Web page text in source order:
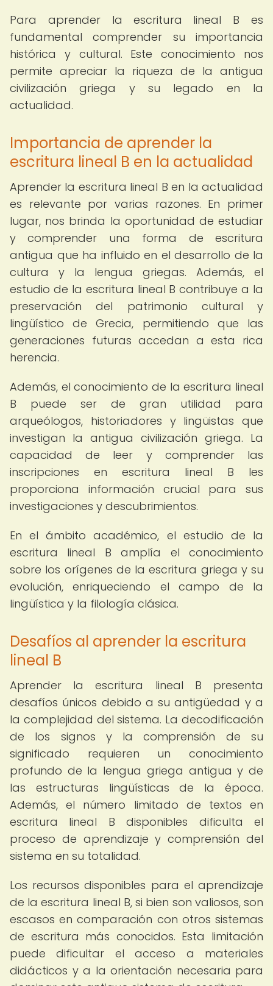
Para aprender la escritura lineal B es
fundamental comprender su importancia
histórica y cultural. Este conocimiento nos
permite apreciar la riqueza de la antigua
civilización griega y su legado en la
actualidad.
Importancia de aprender la
escritura lineal B en la actualidad
Aprender la escritura lineal B en la actualidad
es relevante por varias razones. En primer
lugar, nos brinda la oportunidad de estudiar
y comprender una forma de escritura
antigua que ha influido en el desarrollo de la
cultura y la lengua griegas. Además, el
estudio de la escritura lineal B contribuye a la
preservación del patrimonio cultural y
lingüístico de Grecia, permitiendo que las
generaciones futuras accedan a esta rica
herencia.
Además, el conocimiento de la escritura lineal
B puede ser de gran utilidad para
arqueólogos, historiadores y lingüistas que
investigan la antigua civilización griega. La
capacidad de leer y comprender las
inscripciones en escritura lineal B les
proporciona información crucial para sus
investigaciones y descubrimientos.
En el ámbito académico, el estudio de la
escritura lineal B amplía el conocimiento
sobre los orígenes de la escritura griega y su
evolución, enriqueciendo el campo de la
lingüística y la filología clásica.
Desafíos al aprender la escritura
lineal B
Aprender la escritura lineal B presenta
desafíos únicos debido a su antigüedad y a
la complejidad del sistema. La decodificación
de los signos y la comprensión de su
significado requieren un conocimiento
profundo de la lengua griega antigua y de
las estructuras lingüísticas de la época.
Además, el número limitado de textos en
escritura lineal B disponibles dificulta el
proceso de aprendizaje y comprensión del
sistema en su totalidad.
Los recursos disponibles para el aprendizaje
de la escritura lineal B, si bien son valiosos, son
escasos en comparación con otros sistemas
de escritura más conocidos. Esta limitación
puede dificultar el acceso a materiales
didácticos y a la orientación necesaria para